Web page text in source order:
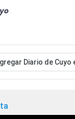
Diario de Cuyo